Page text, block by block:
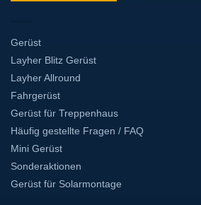
Gerüst
Layher Blitz Gerüst
Layher Allround
Fahrgerüst
Gerüst für Treppenhaus
Häufig gestellte Fragen / FAQ
Mini Gerüst
Sonderaktionen
Gerüst für Solarmontage